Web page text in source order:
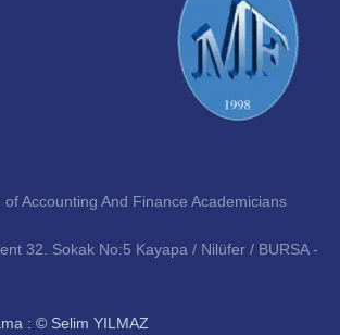
of Accounting And Finance Academicians
32. Sokak No:5 Kayapa / Nilüfer / BURSA -
: © Selim YILMAZ